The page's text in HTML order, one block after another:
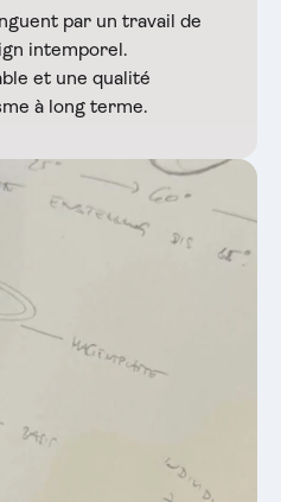
par un travail de
intemporel.
et une qualité
à long terme.